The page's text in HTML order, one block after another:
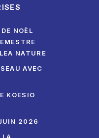
NOËL
NATURE
AVEC
KOESIO
2026